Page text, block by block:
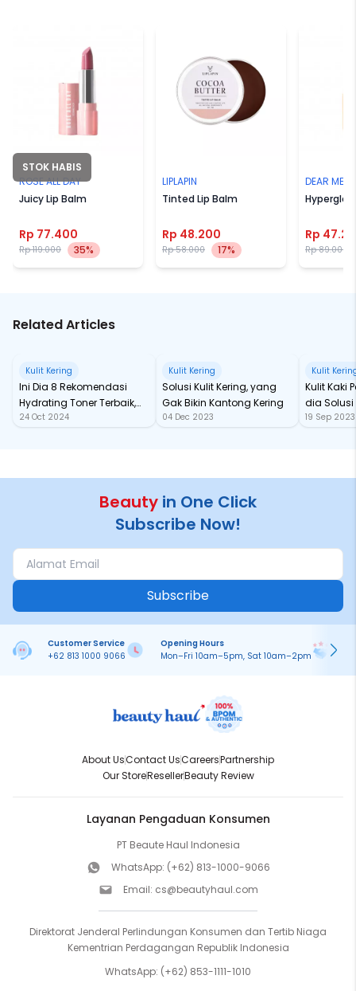
STOK HABIS
ROSE ALL DAY
Juicy Lip Balm
Rp 77.400
Rp 119.000 35%
LIPLAPIN
Tinted Lip Balm
Rp 48.200
Rp 58.000 17%
DEAR ME
Rp
Rp 89.000
Related Articles
Kulit Kering
Ini Dia 8 Rekomendasi
Hydrating Toner Terbaik,
Sudah Ada Yang Kamu
24 Oct 2024
Kulit Kering
Solusi Kulit Kering, yang
Gak Bikin Kantong Kering
04 Dec 2023
Kulit
Kulit Kaki
dia
19 Sep 2023
Beauty in One Click
Subscribe Now!
Subscribe
Customer Service
+62 813 1000 9066
Opening Hours
Mon–Fri 10am–5pm, Sat 10am–2pm
About UsContact UsCareersPartnership
Our StoreResellerBeauty Review
Layanan Pengaduan Konsumen
PT Beaute Haul Indonesia
WhatsApp: (+62) 813-1000-9066
Email: cs@beautyhaul.com
Direktorat Jenderal Perlindungan Konsumen dan Tertib Niaga
Kementrian Perdagangan Republik Indonesia
WhatsApp: (+62) 853-1111-1010